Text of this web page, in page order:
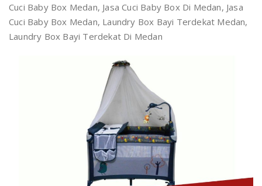
Cuci Baby Box Medan, Jasa Cuci Baby Box Di Medan, Jasa
Cuci Baby Box Medan, Laundry Box Bayi Terdekat Medan,
Laundry Box Bayi Terdekat Di Medan